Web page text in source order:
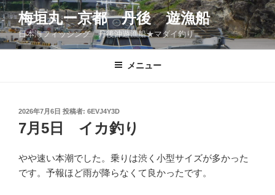
コ
ン
テ
ン
梅垣丸ー京都 丹後 遊漁船
日本海フィッシング 丹後沖遊漁船★マダイ釣り
メニュー
投
稿
日:
2026年7月6日 投稿者: 6EVJ4Y3D
7月5日 イカ釣り
やや速い本潮でした。乗りは渋く小型サイズが多かった
です。予報ほど雨が降らなくて良かったです。